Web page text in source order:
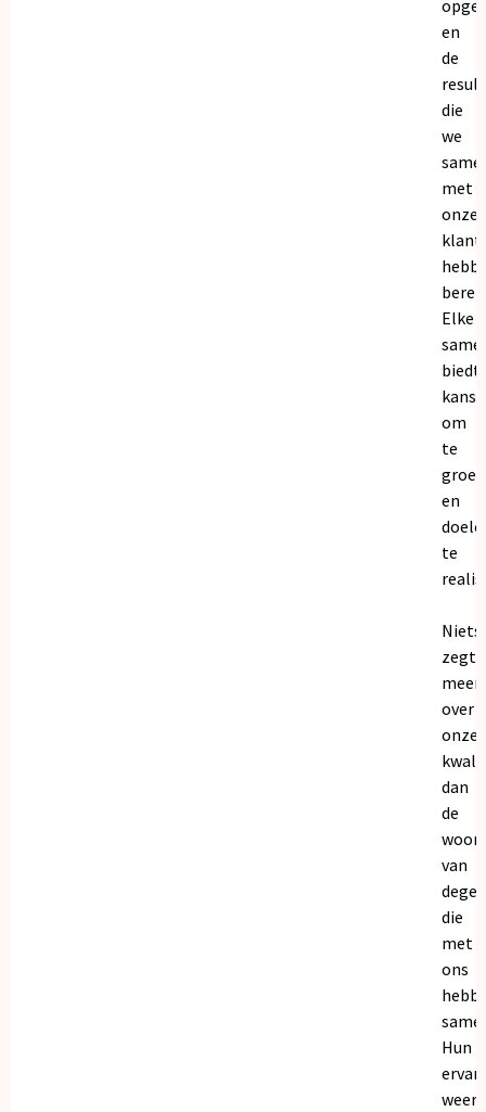
en
de
die
we
met
onze
Elke
biedt
om
te
en
te
Niets
zegt
meer
over
onze
dan
de
van
die
met
ons
Hun